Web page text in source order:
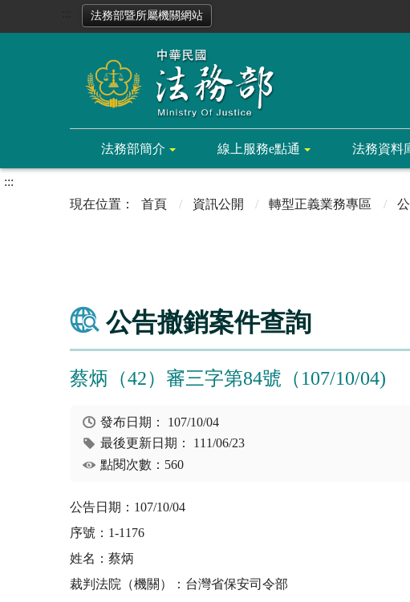
法務部暨所屬機關網站
法務部簡介 線上服務e點通 法務資料
:::
首頁
資訊公開 轉型正義業務專區
公告撤銷案件查詢
蔡炳（42）審三字第84號（107/10/04)
發布日期： 107/10/04
最後更新日期： 111/06/23
點閱次數：560
公告日期：107/10/04
序號：1-1176
姓名：蔡炳
裁判法院（機關）：台灣省保安司令部